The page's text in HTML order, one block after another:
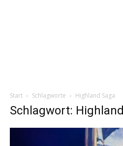
Start Schlagworte Highland Saga
Schlagwort: